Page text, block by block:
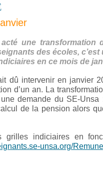
une transformation
des écoles, c’est
en ce mois de
dû intervenir en janvier
d’un an. La
demande du SE-
de la pension alors
grilles indiciaires en
unsa.org/